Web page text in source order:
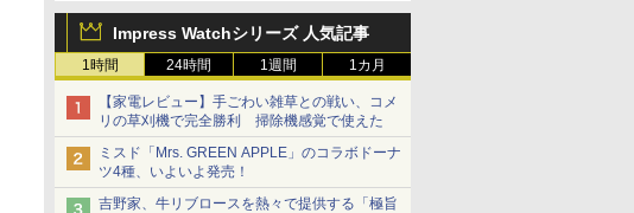
Impress Watchシリーズ 人気記事
1時間 24時間 1週間 1カ月
【家電レビュー】手ごわい雑草との戦い、コメ
リの草刈機で完全勝利 掃除機感覚で使えた
ミスド「Mrs. GREEN APPLE」のコラボドーナ
ツ4種、いよいよ発売！
吉野家、牛リブロースを熱々で提供する「極旨